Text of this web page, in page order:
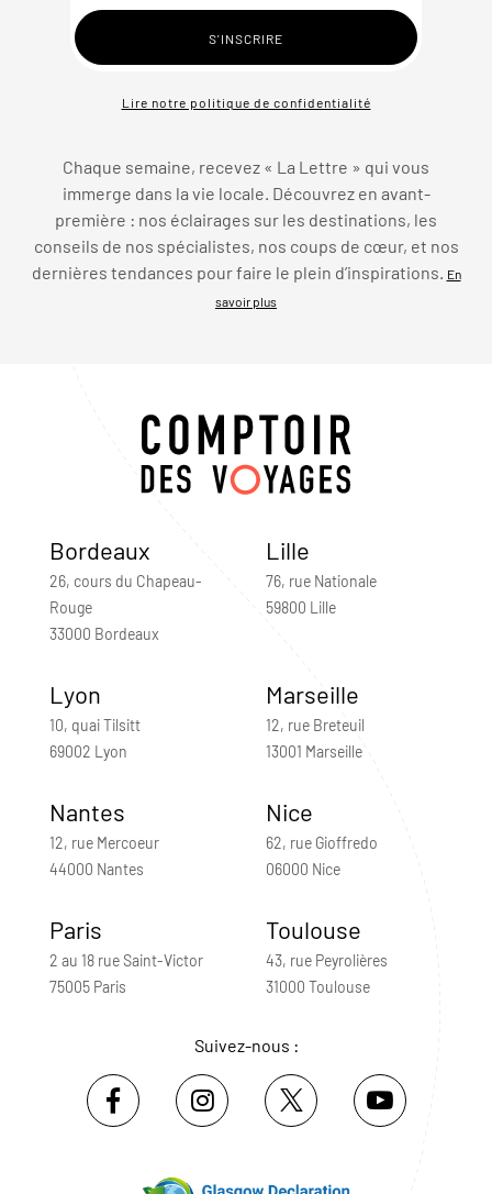
Lire notre politique de confidentialité
Chaque semaine, recevez « La Lettre » qui vous
immerge dans la vie locale. Découvrez en avant-
première : nos éclairages sur les destinations, les
conseils de nos spécialistes, nos coups de cœur, et nos
dernières tendances pour faire le plein d’inspirations.
En
savoir plus
Bordeaux
26, cours du Chapeau-
Rouge
33000 Bordeaux
Lille
76, rue Nationale
59800 Lille
Lyon
10, quai Tilsitt
69002 Lyon
Marseille
12, rue Breteuil
13001 Marseille
Nantes
12, rue Mercoeur
44000 Nantes
Nice
62, rue Gioffredo
06000 Nice
Paris
2 au 18 rue Saint-Victor
75005 Paris
Toulouse
43, rue Peyrolières
31000 Toulouse
Suivez-nous :